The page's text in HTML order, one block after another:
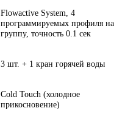
Flowactive System, 4
программируемых профиля на
группу, точность 0.1 сек
3 шт. + 1 кран горячей воды
Cold Touch (холодное
прикосновение)